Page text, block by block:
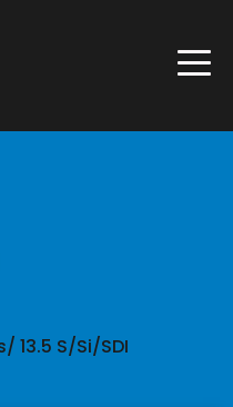
/ 13.5 S/Si/SDI